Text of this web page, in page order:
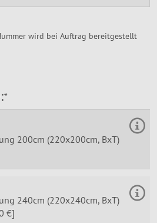
wird bei Auftrag bereitgestellt
*
200cm (220x200cm, BxT)
240cm (220x240cm, BxT)
€]